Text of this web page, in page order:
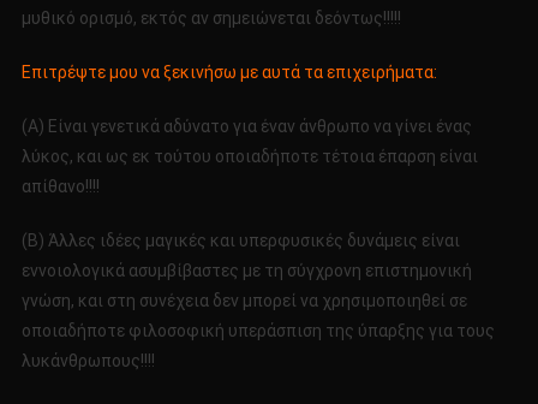
μυθικό ορισμό, εκτός αν σημειώνεται δεόντως!!!!!
Επιτρέψτε μου να ξεκινήσω με αυτά τα επιχειρήματα:
(Α) Είναι γενετικά αδύνατο για έναν άνθρωπο να γίνει ένας
λύκος, και ως εκ τούτου οποιαδήποτε τέτοια έπαρση είναι
απίθανο!!!!
(Β) Άλλες ιδέες μαγικές και υπερφυσικές δυνάμεις είναι
εννοιολογικά ασυμβίβαστες με τη σύγχρονη επιστημονική
γνώση, και στη συνέχεια δεν μπορεί να χρησιμοποιηθεί σε
οποιαδήποτε φιλοσοφική υπεράσπιση της ύπαρξης για τους
λυκάνθρωπους!!!!